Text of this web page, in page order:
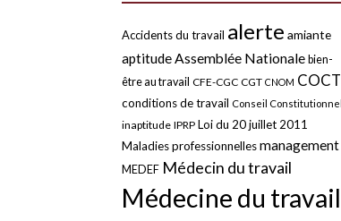
Accidents du travail alerte amiante
aptitudeAssemblée Nationale bien-
être au travail CFE-CGC CGT CNOM COCT
conditions de travail Conseil Constitutionnel
inaptitude IPRP Loi du 20 juillet 2011
Maladies professionnellesmanagement
MEDEF Médecin du travail
Médecine du travail